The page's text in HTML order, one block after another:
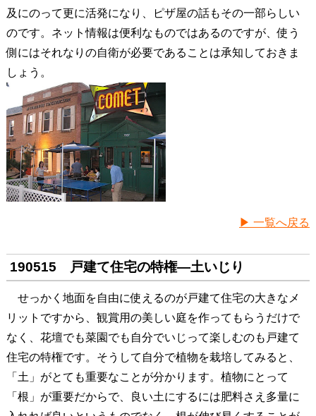
及にのって更に活発になり、ピザ屋の話もその一部らしい
のです。ネット情報は便利なものではあるのですが、使う
側にはそれなりの自衛が必要であることは承知しておきま
しょう。
▶ 一覧へ戻る
190515 戸建て住宅の特権―土いじり
せっかく地面を自由に使えるのが戸建て住宅の大きなメ
リットですから、観賞用の美しい庭を作ってもらうだけで
なく、花壇でも菜園でも自分でいじって楽しむのも戸建て
住宅の特権です。そうして自分で植物を栽培してみると、
「土」がとても重要なことが分かります。植物にとって
「根」が重要だからで、良い土にするには肥料さえ多量に